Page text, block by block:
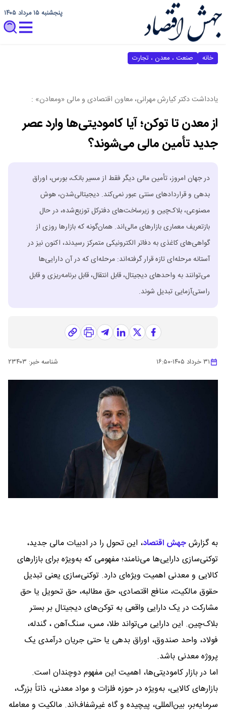
پنجشنبه ۱۵ مرداد ۱۴۰۵
خانه صنعت ، معدن ، تجارت
یادداشت دکتر کیارش مهرانی، معاون اقتصادی و مالی «ومعادن» :
از معدن تا توکن؛ آیا کامودیتی‌ها وارد عصر
جدید تأمین مالی می‌شوند؟
در جهان امروز، تأمین مالی دیگر فقط از مسیر بانک، بورس، اوراق
بدهی و قراردادهای سنتی عبور نمی‌کند. دیجیتالی‌شدن، هوش
مصنوعی، بلاک‌چین و زیرساخت‌های دفترکل توزیع‌شده، در حال
بازتعریف معماری بازارهای مالی‌اند. همان‌گونه که بازارها روزی از
گواهی‌های کاغذی به دفاتر الکترونیکی متمرکز رسیدند، اکنون نیز در
آستانه مرحله‌ای تازه قرار گرفته‌اند: مرحله‌ای که در آن دارایی‌ها
می‌توانند به واحدهای دیجیتال، قابل انتقال، قابل برنامه‌ریزی و قابل
راستی‌آزمایی تبدیل شوند.
۳۱ خرداد ۱۴۰۵ -۱۶:۵۰ شناسه خبر: ۲۳۴۰۳
به گزارشجهش اقتصاد، این تحول را در ادبیات مالی جدید،
توکنی‌سازی دارایی‌ها می‌نامند؛ مفهومی که به‌ویژه برای بازارهای
کالایی و معدنی اهمیت ویژه‌ای دارد. توکنی‌سازی یعنی تبدیل
حقوق مالکیت، منافع اقتصادی، حق مطالبه، حق تحویل یا حق
مشارکت در یک دارایی واقعی به توکن‌های دیجیتال بر بستر
بلاک‌چین. این دارایی می‌تواند طلا، مس، سنگ‌آهن ، گندله،
فولاد، واحد صندوق، اوراق بدهی یا حتی جریان درآمدی یک
پروژه معدنی باشد.
اما در بازار کامودیتی‌ها، اهمیت این مفهوم دوچندان است.
بازارهای کالایی، به‌ویژه در حوزه فلزات و مواد معدنی، ذاتاً بزرگ،
سرمایه‌بر، بین‌المللی، پیچیده و گاه غیرشفاف‌اند. مالکیت و معامله